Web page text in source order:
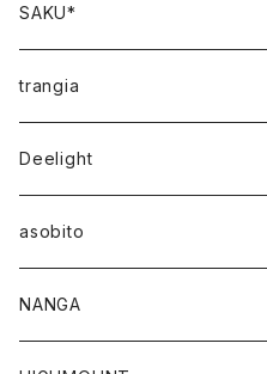
SAKU*
trangia
Deelight
asobito
NANGA